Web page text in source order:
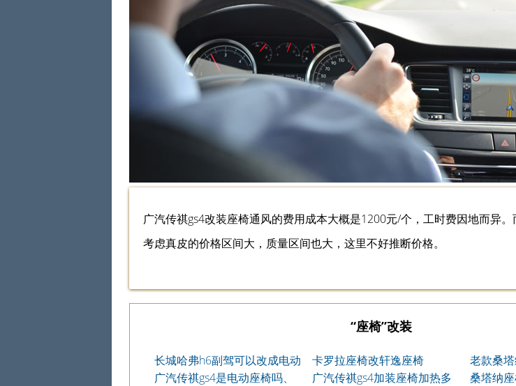
广汽传祺gs4改装座椅通风的费用成本大概是1200元/个，工时费因地而异
考虑真皮的价格区间大，质量区间也大，这里不好推断价格。
“座椅”改装
长城哈弗h6副驾可以改成电动
座椅吗
卡罗拉座椅改轩逸座椅
老款桑
广汽传祺gs4是电动座椅吗、
广汽传祺gs4加装座椅加热多
桑塔纳